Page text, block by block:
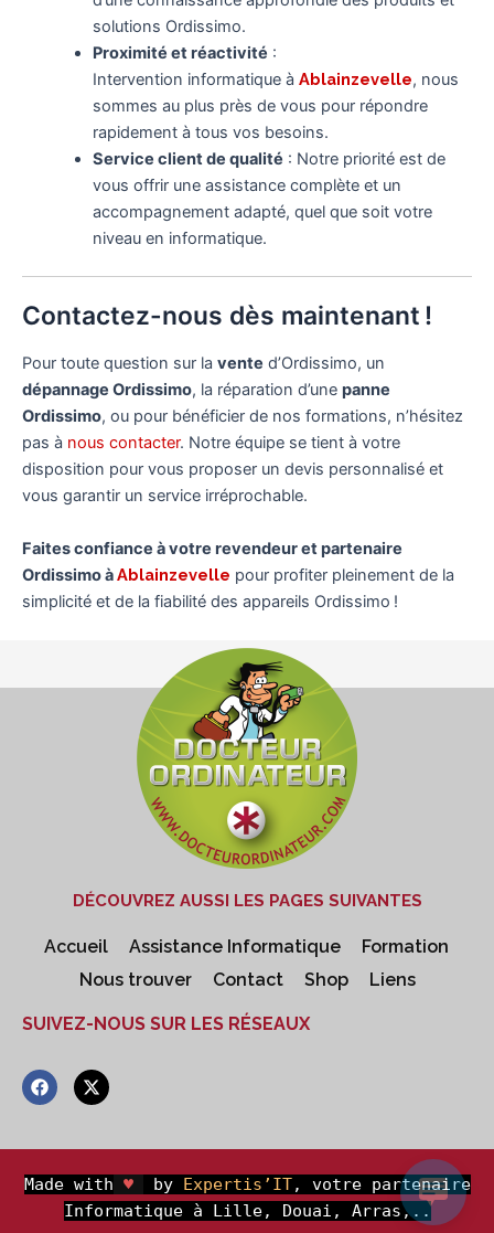
solutions Ordissimo.
Proximité et réactivité :
Intervention informatique à Ablainzevelle, nous
sommes au plus près de vous pour répondre
rapidement à tous vos besoins.
Service client de qualité : Notre priorité est de
vous offrir une assistance complète et un
accompagnement adapté, quel que soit votre
niveau en informatique.
Contactez-nous dès maintenant !
Pour toute question sur la vente d’Ordissimo, un
dépannage Ordissimo, la réparation d’une panne
Ordissimo, ou pour bénéficier de nos formations, n’hésitez
pas à nous contacter. Notre équipe se tient à votre
disposition pour vous proposer un devis personnalisé et
vous garantir un service irréprochable.
Faites confiance à votre revendeur et partenaire
Ordissimo àAblainzevelle pour profiter pleinement de la
simplicité et de la fiabilité des appareils Ordissimo !
DÉCOUVREZ AUSSI LES PAGES SUIVANTES
Accueil Assistance Informatique
Formation
Nous trouver
Contact Shop Liens
SUIVEZ-NOUS SUR LES RÉSEAUX
F
a
b
o
k
X
-
i
t
e
r
Made with ♥ by Expertis’IT, votre partenaire
Informatique à Lille, Douai, Arras,..